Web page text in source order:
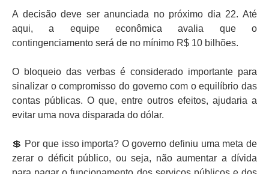
A decisão deve ser anunciada no próximo dia 22. Até
aqui, a equipe econômica avalia que o
contingenciamento será de no mínimo R$ 10 bilhões.
O bloqueio das verbas é considerado importante para
sinalizar o compromisso do governo com o equilíbrio das
contas públicas. O que, entre outros efeitos, ajudaria a
evitar uma nova disparada do dólar.
💲 Por que isso importa? O governo definiu uma meta de
zerar o déficit público, ou seja, não aumentar a dívida